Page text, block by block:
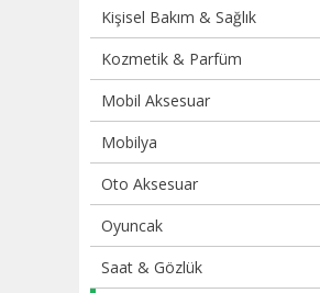
Kişisel Bakım & Sağlık
Kozmetik & Parfüm
Mobil Aksesuar
Mobilya
Oto Aksesuar
Oyuncak
Saat & Gözlük